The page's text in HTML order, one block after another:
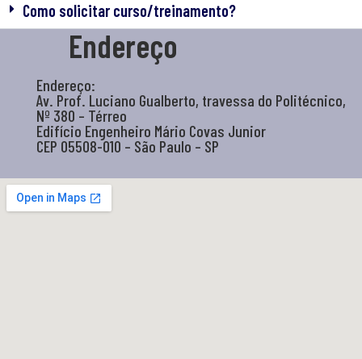
Como solicitar curso/treinamento?
Endereço
Endereço:
Av. Prof. Luciano Gualberto, travessa do Politécnico,
Nº 380 – Térreo
Edifício Engenheiro Mário Covas Junior
CEP 05508-010 – São Paulo – SP